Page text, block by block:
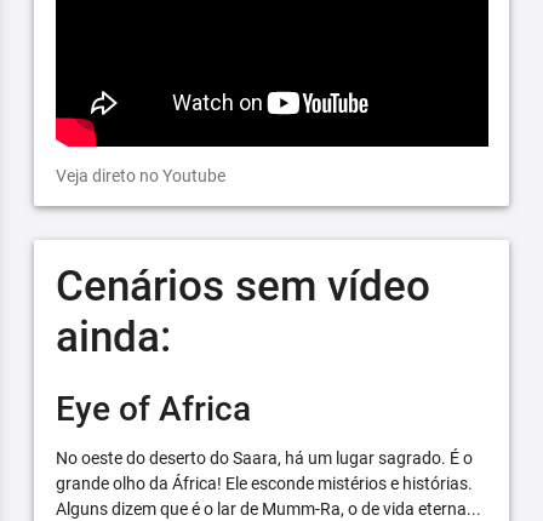
Veja direto no Youtube
Cenários sem vídeo
ainda:
Eye of Africa
No oeste do deserto do Saara, há um lugar sagrado. É o
grande olho da África! Ele esconde mistérios e histórias.
Alguns dizem que é o lar de Mumm-Ra, o de vida eterna...